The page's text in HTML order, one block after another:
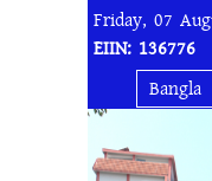
Friday, 07
EIIN: 136776
Bangla